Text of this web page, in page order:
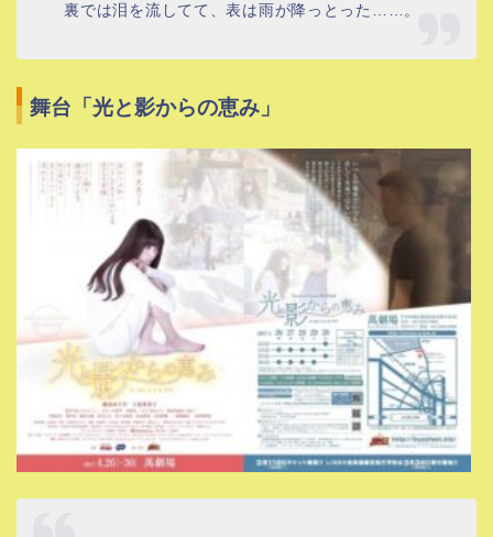
裏では泪を流してて、表は雨が降っとった……。
舞台「光と影からの恵み」